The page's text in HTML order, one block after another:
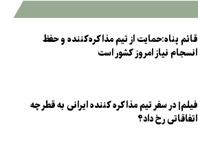
قائم پناه:حمایت از تیم مذاکره‌کننده و حفظ
انسجام نیاز امروز کشور است
فیلم| در سفر تیم مذاکره کننده ایرانی به قطر چه
اتفاقاتی رخ داد؟